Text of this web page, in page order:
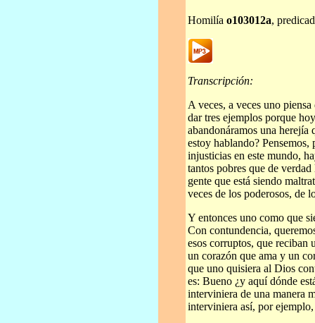
Homilía o103012a,
Transcripción:
A veces, a veces uno
dar tres ejemplos porque
abandonáramos una
estoy hablando?
injusticias en este mundo,
tantos pobres que de
gente que está siendo
veces de los poderosos, de
Y entonces uno como que
Con contundencia,
esos corruptos, que reciban
un corazón que ama y un
que uno quisiera al Dios
es: Bueno ¿y aquí dónde
interviniera de una manera
interviniera así, por